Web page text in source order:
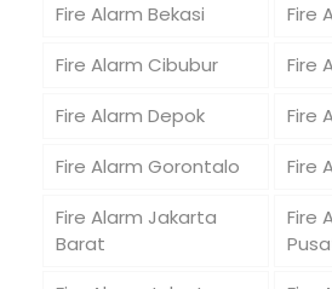
Fire Alarm Bekasi
Fire
Fire Alarm Cibubur
Fire
Fire Alarm Depok
Fire
Fire Alarm Gorontalo
Fire
Fire Alarm Jakarta
Barat
Fire